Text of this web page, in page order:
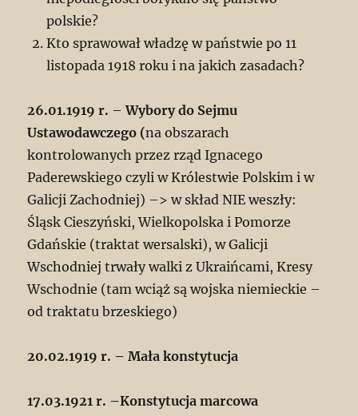
polskie?
Kto sprawował władzę w państwie po 11
listopada 1918 roku i na jakich zasadach?
26.01.1919 r. –Wybory do Sejmu
Ustawodawczego (na obszarach
kontrolowanych przez rząd Ignacego
Paderewskiego czyli w Królestwie Polskim i w
Galicji Zachodniej) –> w skład NIE weszły:
Śląsk Cieszyński, Wielkopolska i Pomorze
Gdańskie (traktat wersalski), w Galicji
Wschodniej trwały walki z Ukraińcami, Kresy
Wschodnie (tam wciąż są wojska niemieckie –
od traktatu brzeskiego)
20.02.1919 r. – Mała konstytucja
17.03.1921 r. –Konstytucja marcowa